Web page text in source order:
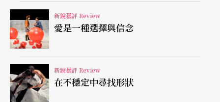
話與共鳴？這便成為了需要關注的重要焦點。
​綜觀而言，《Judy秀》對於文化位階上的優勢並非
毫無意識，除了演出本身與現場觀眾的高度互動性
以外，邀請台灣變裝皇后的現身以及變裝皇后作為
同步翻譯員的設計（最終因疫情緣故而以其他人員
新銳藝評 Review
愛是一種選擇與信念
新銳藝評 Review
在不穩定中尋找形狀